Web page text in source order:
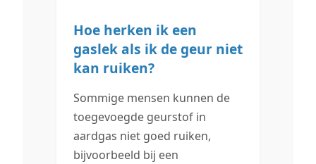
Hoe herken ik een
gaslek als ik de geur niet
kan ruiken?
Sommige mensen kunnen de
toegevoegde geurstof in
aardgas niet goed ruiken,
bijvoorbeeld bij een